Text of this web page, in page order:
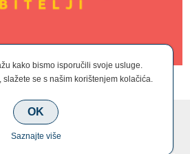
O NAMA
kako bismo isporučili svoje usluge.
slažete se s našim korištenjem kolačića.
OK
Saznajte više